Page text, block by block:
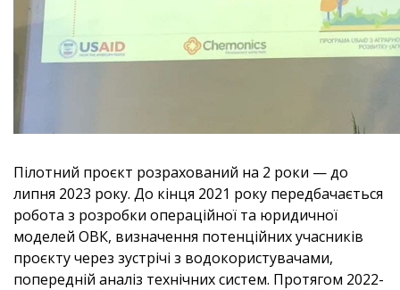
Пілотний проєкт розрахований на 2 роки — до
липня 2023 року. До кінця 2021 року передбачається
робота з розробки операційної та юридичної
моделей ОВК, визначення потенційних учасників
проєкту через зустрічі з водокористувачами,
попередній аналіз технічних систем. Протягом 2022-